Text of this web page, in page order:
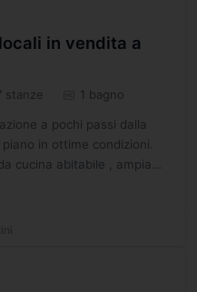
in vendita a
stanze 1 bagno
a pochi passi dalla
in ottime condizioni.
cucina abitabile , ampia